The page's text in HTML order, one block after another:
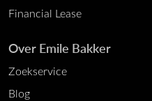
Financial Lease
Over Emile Bakker
Zoekservice
Blog